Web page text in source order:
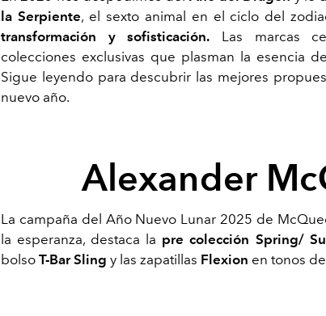
la Serpiente, el sexto animal en el ciclo del
transformación y sofisticación. Las marcas
colecciones exclusivas que plasman la esencia
Sigue leyendo para descubrir las mejores
nuevo año.
Alexander
La campaña del Año Nuevo Lunar 2025 de
la esperanza, destaca la pre colección Spring/
bolso T-Bar Sling y las zapatillas Flexion en tonos